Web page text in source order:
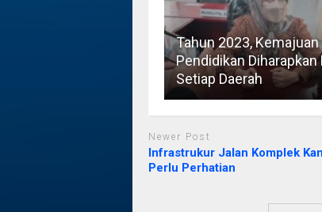
Tahun 2023, Kemajuan
Pendidikan Diharapkan
Setiap Daerah
Newer Post
Infrastrukur Jalan Komplek
Perlu Perhatian